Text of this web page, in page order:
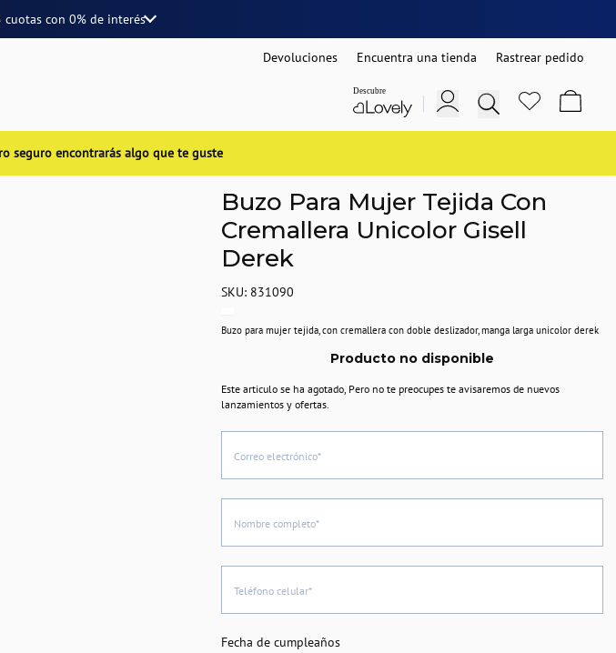
cuotascon 0% de interés
Devoluciones Encuentra una tienda Rastrear pedido
seguro encontrarás algo que te guste
Buzo Para Mujer Tejida Con
Cremallera Unicolor Gisell
Derek
SKU: 831090
Buzo para mujer tejida, con cremallera con doble deslizador, manga larga unicolor derek
Producto no disponible
Este articulo se ha agotado, Pero no te preocupes te avisaremos de nuevos
lanzamientos y ofertas.
Correo electrónico*
Nombre completo*
Teléfono celular*
Fecha de cumpleaños